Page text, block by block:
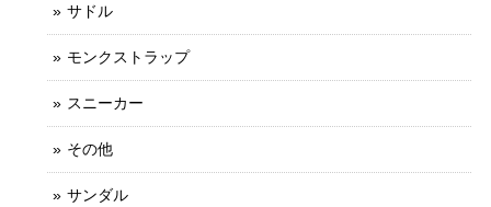
サドル
モンクストラップ
スニーカー
その他
サンダル